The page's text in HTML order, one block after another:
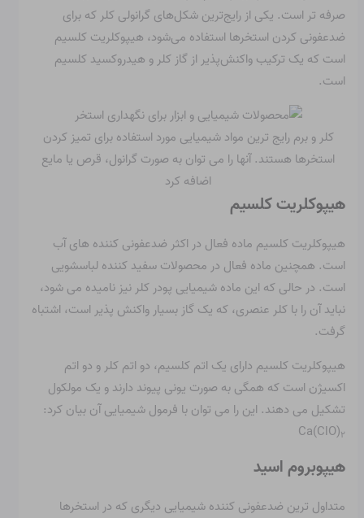
صرفه تر است. یکی از رایج‌ترین شکل‌های گرانولی کلر که برای
ضدعفونی کردن استخرها استفاده می‌شود، هیپوکلریت کلسیم
است که یک ترکیب واکنش‌پذیر از گاز کلر و هیدروکسید کلسیم
است.
کلر و برم رایج ترین مواد شیمیایی مورد استفاده برای تمیز کردن
استخرها هستند. آنها را می توان به صورت گرانول، قرص یا مایع
اضافه کرد
هیپوکلریت کلسیم
هیپوکلریت کلسیم ماده فعال در اکثر ضدعفونی کننده های آب
است. همچنین ماده فعال در محصولات سفید کننده لباسشویی
است. در حالی که این ماده شیمیایی پودر کلر نیز نامیده می شود،
نباید آن را با کلر عنصری، که یک گاز بسیار واکنش پذیر است، اشتباه
گرفت.
هیپوکلریت کلسیم دارای یک اتم کلسیم، دو اتم کلر و دو اتم
اکسیژن است که همگی به صورت یونی پیوند دارند و یک مولکول
تشکیل می دهند. این را می توان با فرمول شیمیایی آن بیان کرد:
Ca(ClO)۲
هیپوبروم اسید
متداول ترین ضدعفونی کننده شیمیایی دیگری که در استخرها